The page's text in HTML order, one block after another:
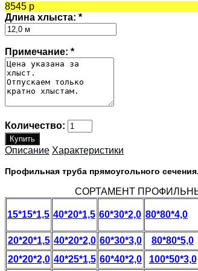
8545 р
Длина хлыста: *
Примечание: *
Количество:
Описание Характеристики
Профильная труба прямоугольного
СОРТАМЕНТ
15*15*1,5 40*20*1,5 60*30*2,0 80*80*4,0
20*20*1,5 40*20*2,0 60*30*3,0 80*80*5,0
20*20*2,0 40*25*1,5 60*40*2,0 100*50*3,0